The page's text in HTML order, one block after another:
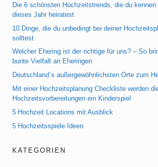
Die 6 schönsten Hochzeitstrends, die du
dieses Jahr heiratest
10 Dinge, die du unbedingt bei deiner
solltest
Welcher Ehering ist der richtige für uns? – So
bunte Vielfalt an Eheringen
Deutschland´s außergewöhnlichsten Orte zum
Mit einer Hochzeitsplanung Checkliste werden
Hochzeitsvorbereitungen ein Kinderspiel
5 Hochzeit Locations mit Ausblick
5 Hochzeitsspiele Ideen
KATEGORIEN